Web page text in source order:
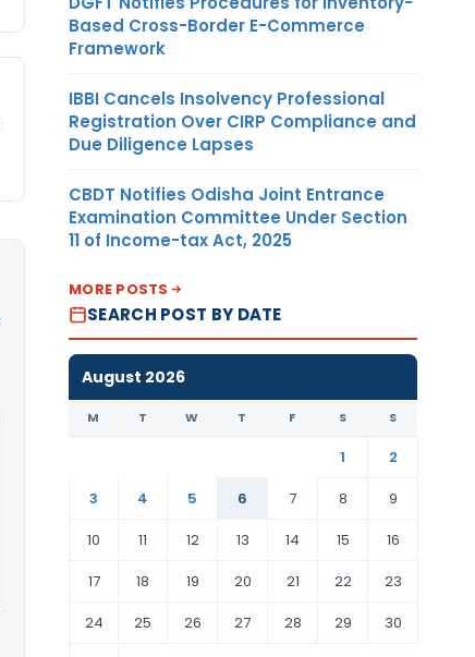
Based Cross-Border E-Commerce
Framework
IBBI Cancels Insolvency Professional
Registration Over CIRP Compliance and
Due Diligence Lapses
CBDT Notifies Odisha Joint Entrance
Examination Committee Under Section
11 of Income-tax Act, 2025
MORE POSTS
SEARCH POST BY DATE
August 2026
M T W T F S S
1
2
3
4 5 6 7 8
9
10
11 12 13 14 15
16
17
18 19 20 21 22
23
24
25 26 27 28 29
30